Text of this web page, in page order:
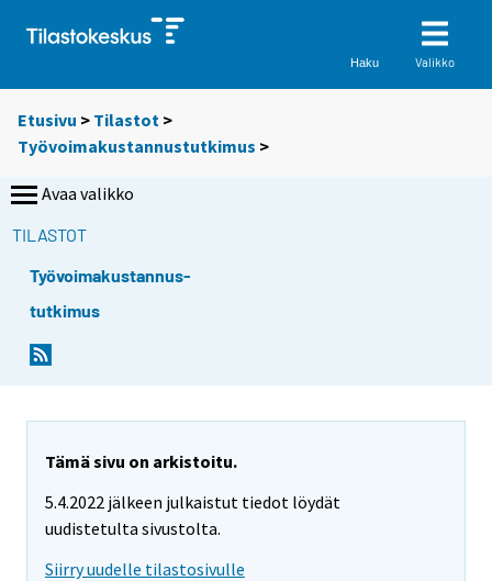
Haku Valikko
Etusivu > Tilastot >
Työvoimakustannustutkimus >
Avaa valikko
TILASTOT
Työvoimakustannus-
tutkimus
Tämä sivu on arkistoitu.
5.4.2022 jälkeen julkaistut tiedot löydät
uudistetulta sivustolta.
Siirry uudelle tilastosivulle